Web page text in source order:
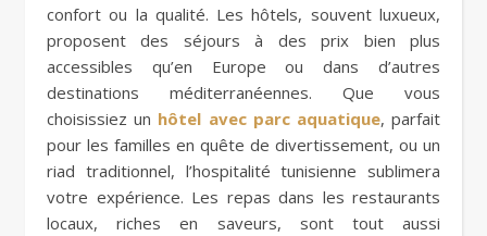
confort ou la qualité. Les hôtels, souvent luxueux,
proposent des séjours à des prix bien plus
accessibles qu’en Europe ou dans d’autres
destinations méditerranéennes. Que vous
choisissiez un hôtel avec parc aquatique, parfait
pour les familles en quête de divertissement, ou un
riad traditionnel, l’hospitalité tunisienne sublimera
votre expérience. Les repas dans les restaurants
locaux, riches en saveurs, sont tout aussi